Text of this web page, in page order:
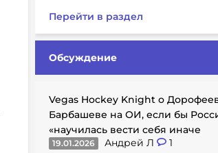
Перейти в раздел
Обсуждение
Vegas Hockey Knight о
Барбашеве на ОИ, если бы
«научилась вести себя иначе
19.01.2026 Андрей Л 1